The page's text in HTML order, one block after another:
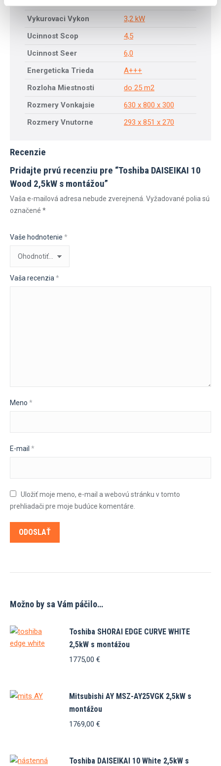
Vykurovaci Vykon
3,2 kW
Ucinnost Scop
4,5
Ucinnost Seer
6,0
Energeticka Trieda
A+++
Rozloha Miestnosti
do 25 m2
Rozmery Vonkajsie
630 x 800 x 300
Rozmery Vnutorne
293 x 851 x 270
Recenzie
Pridajte prvú recenziu pre “Toshiba DAISEIKAI 10
Wood 2,5kW s montážou”
Vaša e-mailová adresa nebude zverejnená. Vyžadované polia sú
označené *
Vaše hodnotenie *
Vaša recenzia *
Meno *
E-mail *
Uložiť moje meno, e-mail a webovú stránku v tomto
prehliadači pre moje budúce komentáre.
Možno by sa Vám páčilo…
Toshiba SHORAI EDGE CURVE WHITE
2,5kW s montážou
1775,00 €
Mitsubishi AY MSZ-AY25VGK 2,5kW s
montážou
1769,00 €
Toshiba DAISEIKAI 10 White 2,5kW s